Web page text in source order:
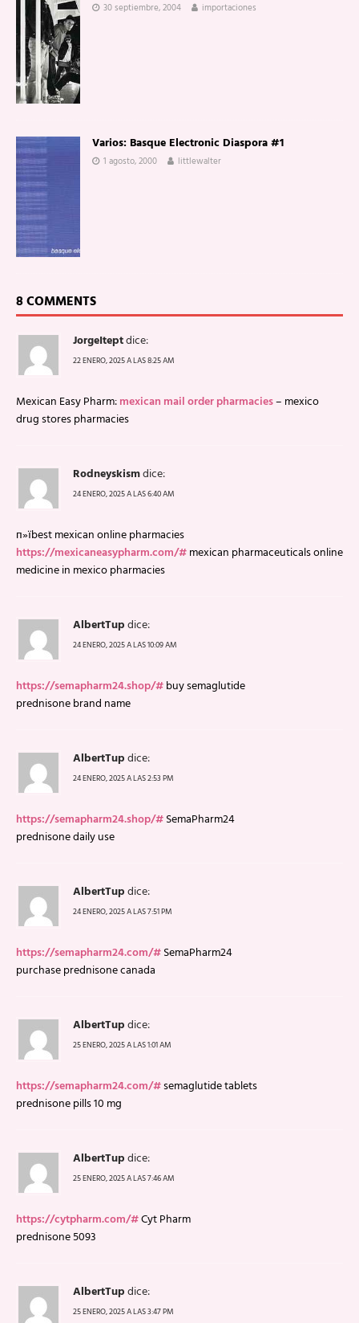
30 septiembre, 2004 importaciones
Varios: Basque Electronic Diaspora #1
1 agosto, 2000 littlewalter
8 COMMENTS
JorgeIteptdice:
22 ENERO, 2025 A LAS 8:25 AM
Mexican Easy Pharm:mexican mail order pharmacies– mexico
drug stores pharmacies
Rodneyskismdice:
24 ENERO, 2025 A LAS 6:40 AM
п»їbest mexican online pharmacies
https://mexicaneasypharm.com/#mexican pharmaceuticals online
medicine in mexico pharmacies
AlbertTupdice:
24 ENERO, 2025 A LAS 10:09 AM
https://semapharm24.shop/#buy semaglutide
prednisone brand name
AlbertTupdice:
24 ENERO, 2025 A LAS 2:53 PM
https://semapharm24.shop/#SemaPharm24
prednisone daily use
AlbertTupdice:
24 ENERO, 2025 A LAS 7:51 PM
https://semapharm24.com/#SemaPharm24
purchase prednisone canada
AlbertTupdice:
25 ENERO, 2025 A LAS 1:01 AM
https://semapharm24.com/#semaglutide tablets
prednisone pills 10 mg
AlbertTupdice:
25 ENERO, 2025 A LAS 7:46 AM
https://cytpharm.com/#Cyt Pharm
prednisone 5093
AlbertTupdice:
25 ENERO, 2025 A LAS 3:47 PM